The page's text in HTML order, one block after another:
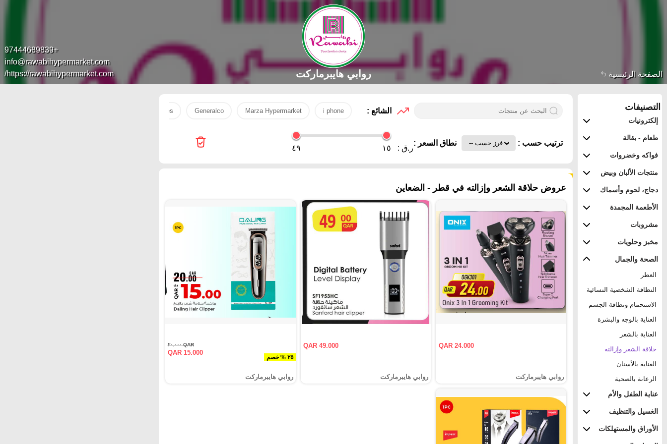
الصفحة الرئيسية
+97444689839
info@rawabihypermarket.com
https://rawabihypermarket.com/
روابي هايبرماركت
التصنيفات
إلكترونيات
طعام - بقالة
فواكه وخضروات
منتجات الألبان وبيض
دجاج، لحوم وأسماك
الأطعمة المجمدة
مشروبات
مخبز وحلويات
الصحة والجمال
العطر
النظافة الشخصية النسائية
الاستحمام ونظافة الجسم
العناية بالوجه والبشرة
العناية بالشعر
حلاقة الشعر وإزالته
العناية بالأسنان
الرعاىة بالصحية
عناية الطفل والأم
الغسيل والتنظيف
الأوراق والمستهلكات
الشائع : i phone
Marza Hypermarket
Generalco
Miracle Phones
ترتيب حسب : نطاق السعر :
ر.ق : ١٥ ٤٩
عروض حلاقة الشعر وإزالته في قطر - الضعاين
QAR 24.000
روابي هايبرماركت
QAR 49.000
روابي هايبرماركت
٢٥ % خصم
QAR ٢٠.٠٠٠
QAR 15.000
روابي هايبرماركت